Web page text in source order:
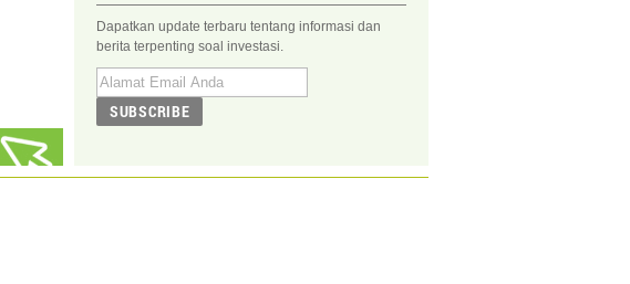
Dapatkan update terbaru tentang informasi dan
berita terpenting soal investasi.
SUBSCRIBE